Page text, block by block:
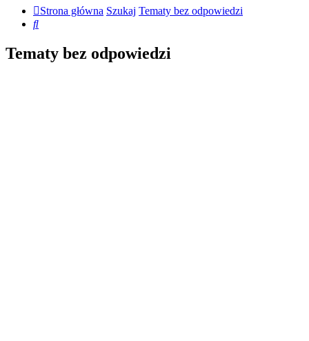
Strona główna Szukaj Tematy bez odpowiedzi
Szukaj
Tematy bez odpowiedzi